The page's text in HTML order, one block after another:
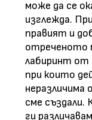
може да се
изглежда.
правият и
отреченото
лабиринт от
при които
сме създали.
ги